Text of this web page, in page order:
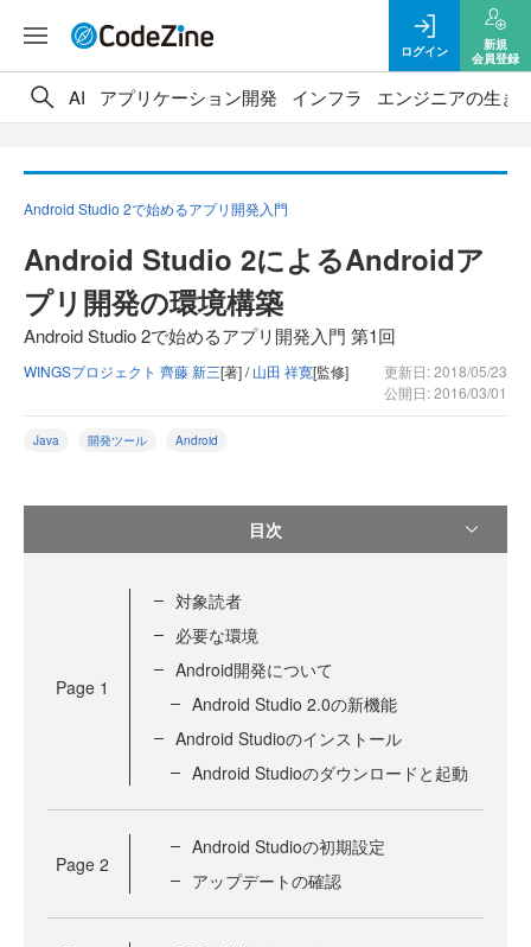
ログイン
新規
会員登録
AI アプリケーション開発 インフラ エンジニアの生き
Android Studio 2で始めるアプリ開発入門
Android Studio 2によるAndroidア
プリ開発の環境構築
Android Studio 2で始めるアプリ開発入門 第1回
WINGSプロジェクト 齊藤 新三[著] /山田 祥寛[監修]
更新日: 2018/05/23
公開日: 2016/03/01
Java 開発ツール Android
目次
Page 1
対象読者
必要な環境
Android開発について
Android Studio 2.0の新機能
Android Studioのインストール
Android Studioのダウンロードと起動
Page 2
Android Studioの初期設定
アップデートの確認